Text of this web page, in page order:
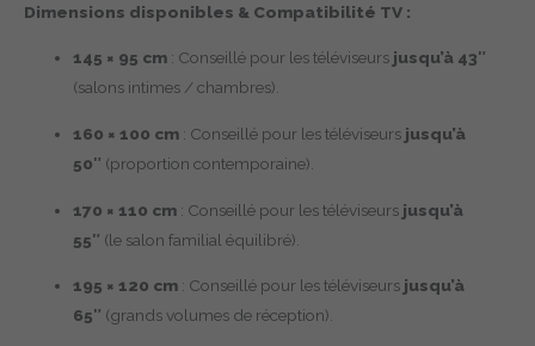
Dimensions disponibles & Compatibilité TV :
145 × 95 cm : Conseillé pour les téléviseurs jusqu’à 43″
(salons intimes / chambres).
160 × 100 cm : Conseillé pour les téléviseurs jusqu’à
50″ (proportion contemporaine).
170 × 110 cm : Conseillé pour les téléviseurs jusqu’à
55″ (le salon familial équilibré).
195 × 120 cm : Conseillé pour les téléviseurs jusqu’à
65″ (grands volumes de réception).